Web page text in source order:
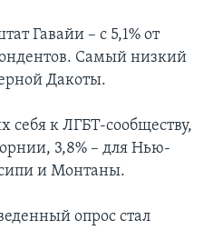
Гавайи – с 5,1% от
Самый низкий
Дакоты.
себя к ЛГБТ-сообществу,
3,8% – для Нью-
и Монтаны.
опрос стал